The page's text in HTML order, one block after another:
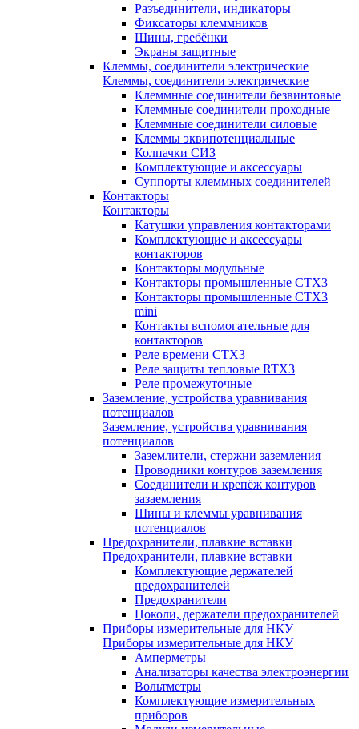
Разъединители, индикаторы
Фиксаторы клеммников
Шины, гребёнки
Экраны защитные
Клеммы, соединители электрические
Клеммы, соединители электрические
Клеммные соединители безвинтовые
Клеммные соединители проходные
Клеммные соединители силовые
Клеммы эквипотенциальные
Колпачки СИЗ
Комплектующие и аксессуары
Суппорты клеммных соединителей
Контакторы
Контакторы
Катушки управления контакторами
Комплектующие и аксессуары
контакторов
Контакторы модульные
Контакторы промышленные CTX3
Контакторы промышленные CTX3
mini
Контакты вспомогательные для
контакторов
Реле времени CTX3
Реле защиты тепловые RTX3
Реле промежуточные
Заземление, устройства уравнивания
потенциалов
Заземление, устройства уравнивания
потенциалов
Заземлители, стержни заземления
Проводники контуров заземления
Соединители и крепёж контуров
зазаемления
Шины и клеммы уравнивания
потенциалов
Предохранители, плавкие вставки
Предохранители, плавкие вставки
Комплектующие держателей
предохранителей
Предохранители
Цоколи, держатели предохранителей
Приборы измерительные для НКУ
Приборы измерительные для НКУ
Амперметры
Анализаторы качества электроэнергии
Вольтметры
Комплектующие измерительных
приборов